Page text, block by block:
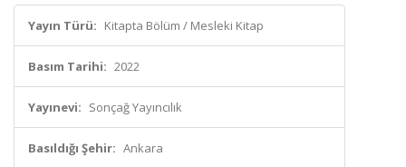
Yayın Türü: Kitapta Bölüm / Mesleki Kitap
Basım Tarihi: 2022
Yayınevi: Sonçağ Yayıncılık
Basıldığı Şehir: Ankara